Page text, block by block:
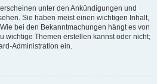
unter den Ankündigungen und
Sie haben meist einen wichtigen Inhalt,
bei den Bekanntmachungen hängt es von
wichtige Themen erstellen kannst oder nicht;
Administration ein.